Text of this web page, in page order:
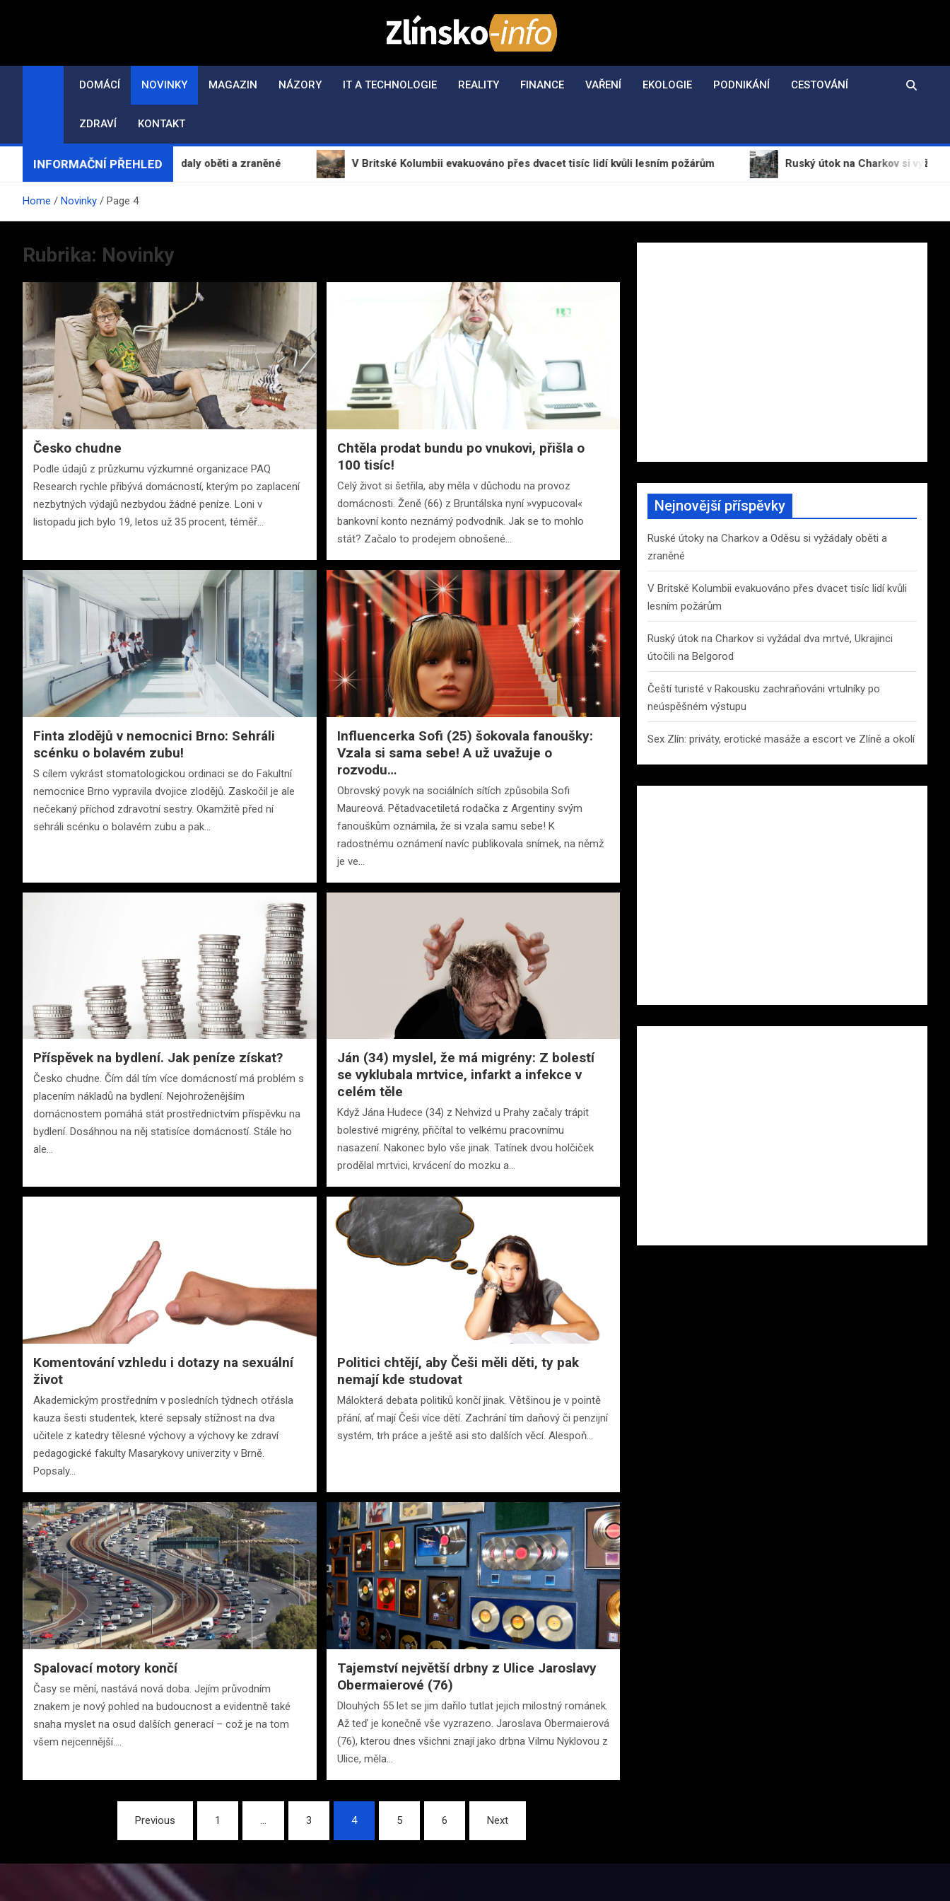
Zlínsko-Info.cz
Aktuální informace z regionu a zpravodajství
DOMÁCÍ
NOVINKY MAGAZIN NÁZORY IT A TECHNOLOGIE REALITY FINANCE VAŘENÍ EKOLOGIE PODNIKÁNÍ CESTOVÁNÍ
ZDRAVÍ KONTAKT
INFORMAČNÍ PŘEHLED
a Oděsu si vyžádaly oběti a zraněné V Britské Kolumbii evakuováno přes dvacet tisíc lidí kvůli lesním požárům Ruský útok na Charkov si vyžádal dva
Home Novinky Page 4
Rubrika: Novinky
Česko chudne
Podle údajů z průzkumu výzkumné organizace PAQ
Research rychle přibývá domácností, kterým po zaplacení
nezbytných výdajů nezbydou žádné peníze. Loni v
listopadu jich bylo 19, letos už 35 procent, téměř…
Chtěla prodat bundu po vnukovi, přišla o
100 tisíc!
Celý život si šetřila, aby měla v důchodu na provoz
domácnosti. Ženě (66) z Bruntálska nyní »vypucoval«
bankovní konto neznámý podvodník. Jak se to mohlo
stát? Začalo to prodejem obnošené…
Finta zlodějů v nemocnici Brno: Sehráli
scénku o bolavém zubu!
S cílem vykrást stomatologickou ordinaci se do Fakultní
nemocnice Brno vypravila dvojice zlodějů. Zaskočil je ale
nečekaný příchod zdravotní sestry. Okamžitě před ní
sehráli scénku o bolavém zubu a pak…
Influencerka Sofi (25) šokovala fanoušky:
Vzala si sama sebe! A už uvažuje o
rozvodu…
Obrovský povyk na sociálních sítích způsobila Sofi
Maureová. Pětadvacetiletá rodačka z Argentiny svým
fanouškům oznámila, že si vzala samu sebe! K
radostnému oznámení navíc publikovala snímek, na němž
je ve…
Příspěvek na bydlení. Jak peníze získat?
Česko chudne. Čím dál tím více domácností má problém s
placením nákladů na bydlení. Nejohroženějším
domácnostem pomáhá stát prostřednictvím příspěvku na
bydlení. Dosáhnou na něj statisíce domácností. Stále ho
ale…
Ján (34) myslel, že má migrény: Z bolestí
se vyklubala mrtvice, infarkt a infekce v
celém těle
Když Jána Hudece (34) z Nehvizd u Prahy začaly trápit
bolestivé migrény, přičítal to velkému pracovnímu
nasazení. Nakonec bylo vše jinak. Tatínek dvou holčiček
prodělal mrtvici, krvácení do mozku a…
Komentování vzhledu i dotazy na sexuální
život
Akademickým prostředním v posledních týdnech otřásla
kauza šesti studentek, které sepsaly stížnost na dva
učitele z katedry tělesné výchovy a výchovy ke zdraví
pedagogické fakulty Masarykovy univerzity v Brně.
Popsaly…
Politici chtějí, aby Češi měli děti, ty pak
nemají kde studovat
Málokterá debata politiků končí jinak. Většinou je v pointě
přání, ať mají Češi více dětí. Zachrání tím daňový či penzijní
systém, trh práce a ještě asi sto dalších věcí. Alespoň…
Spalovací motory končí
Časy se mění, nastává nová doba. Jejím průvodním
znakem je nový pohled na budoucnost a evidentně také
snaha myslet na osud dalších generací – což je na tom
všem nejcennější.…
Tajemství největší drbny z Ulice Jaroslavy
Obermaierové (76)
Dlouhých 55 let se jim dařilo tutlat jejich milostný románek.
Až teď je konečně vše vyzrazeno. Jaroslava Obermaierová
(76), kterou dnes všichni znají jako drbna Vilmu Nyklovou z
Ulice, měla…
Stránkování
příspěvků
Previous 1 … 3 4 5 6 Next
Nejnovější příspěvky
Ruské útoky na Charkov a Oděsu si vyžádaly oběti a
zraněné
V Britské Kolumbii evakuováno přes dvacet tisíc lidí kvůli
lesním požárům
Ruský útok na Charkov si vyžádal dva mrtvé, Ukrajinci
útočili na Belgorod
Čeští turisté v Rakousku zachraňováni vrtulníky po
neúspěšném výstupu
Sex Zlín: priváty, erotické masáže a escort ve Zlíně a okolí